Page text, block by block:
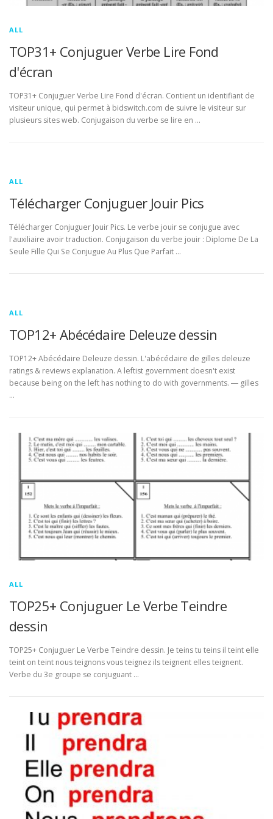
ALL
TOP31+ Conjuguer Verbe Lire Fond
d'écran
TOP31+ Conjuguer Verbe Lire Fond d'écran. Contient un identifiant de
visiteur unique, qui permet à bidswitch.com de suivre le visiteur sur
plusieurs sites web. Conjugaison du verbe se lire en …
ALL
Télécharger Conjuguer Jouir Pics
Télécharger Conjuguer Jouir Pics. Le verbe jouir se conjugue avec
l'auxiliaire avoir traduction. Conjugaison du verbe jouir : Diplome De La
Seule Fille Qui Se Conjugue Au Plus Que Parfait …
ALL
TOP12+ Abécédaire Deleuze dessin
TOP12+ Abécédaire Deleuze dessin. L'abécédaire de gilles deleuze
ratings & reviews explanation. A leftist government doesn't exist
because being on the left has nothing to do with governments. ― gilles
…
ALL
TOP25+ Conjuguer Le Verbe Teindre
dessin
TOP25+ Conjuguer Le Verbe Teindre dessin. Je teins tu teins il teint elle
teint on teint nous teignons vous teignez ils teignent elles teignent.
Verbe du 3e groupe se conjuguant …